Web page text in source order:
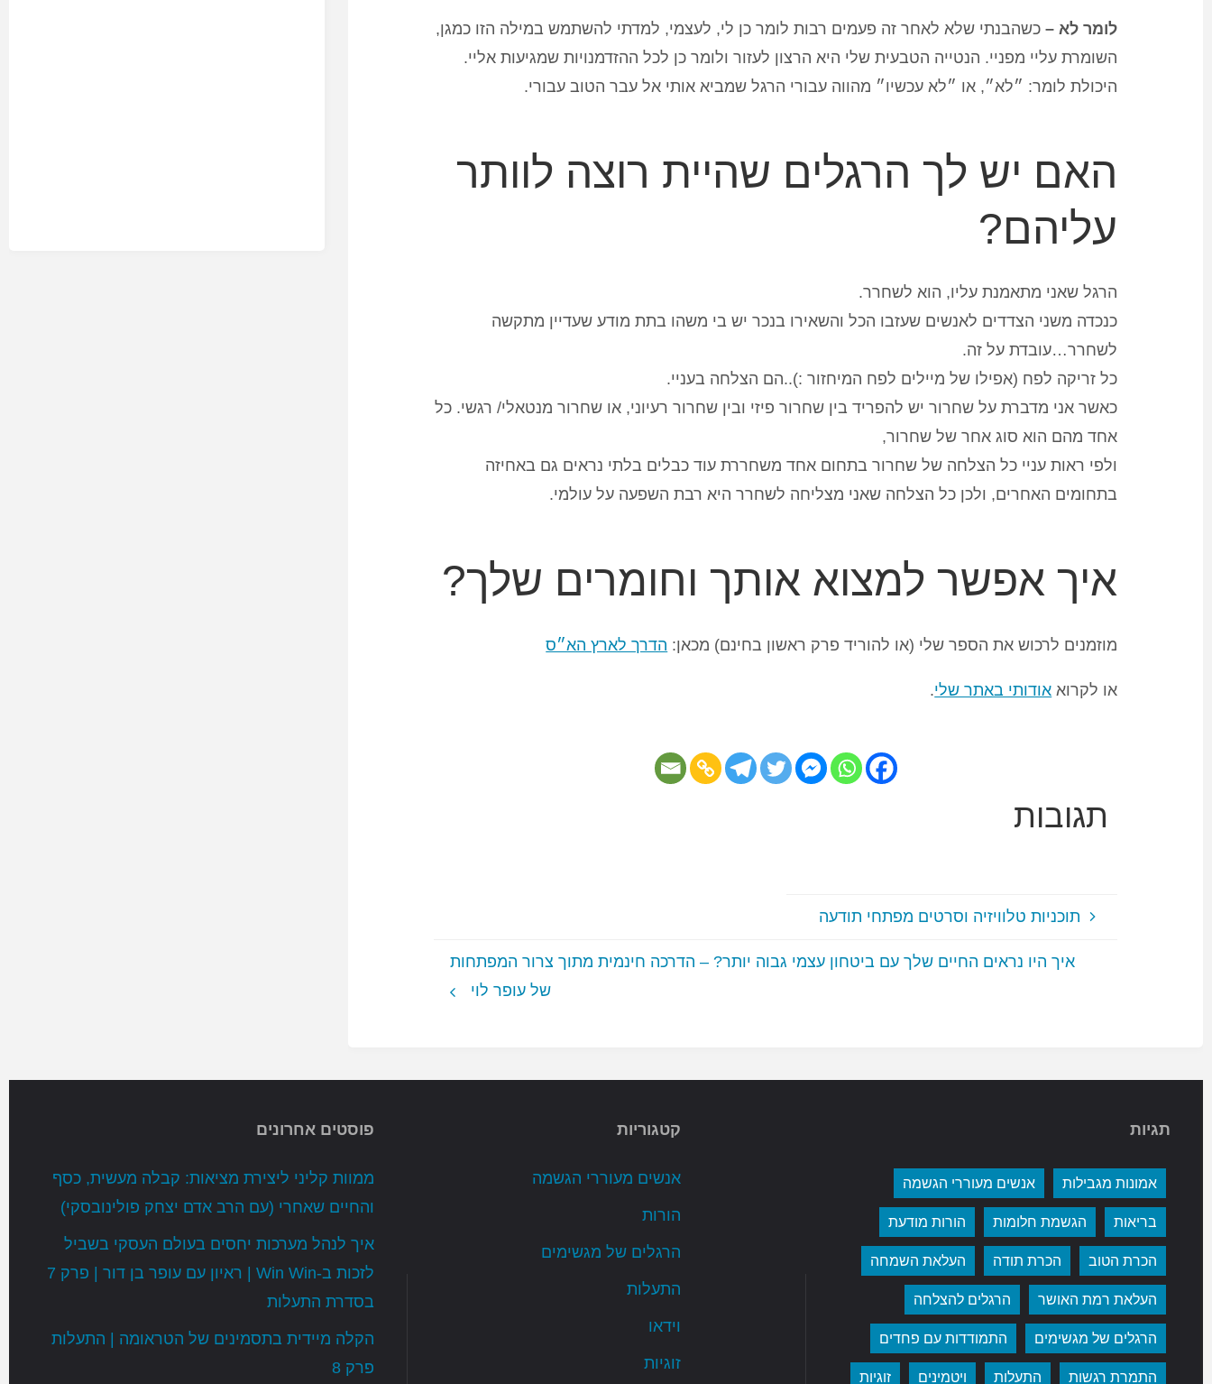
לומר לא – כשהבנתי שלא לאחר זה פעמים רבות לומר כן לי, לעצמי, למדתי להשתמש במילה הזו כמגן,
השומרת עליי מפניי. הנטייה הטבעית שלי היא הרצון לעזור ולומר כן לכל ההזדמנויות שמגיעות אליי.
היכולת לומר: ״לא״, או ״לא עכשיו״ מהווה עבורי הרגל שמביא אותי אל עבר הטוב עבורי.
האם יש לך הרגלים שהיית רוצה לוותר
עליהם?
הרגל שאני מתאמנת עליו, הוא לשחרר.
כנכדה משני הצדדים לאנשים שעזבו הכל והשאירו בנכר יש בי משהו בתת מודע שעדיין מתקשה
לשחרר…עובדת על זה.
כל זריקה לפח (אפילו של מיילים לפח המיחזור :)..הם הצלחה בעניי.
כאשר אני מדברת על שחרור יש להפריד בין שחרור פיזי ובין שחרור רעיוני, או שחרור מנטאלי/ רגשי. כל
אחד מהם הוא סוג אחר של שחרור,
ולפי ראות עניי כל הצלחה של שחרור בתחום אחד משחררת עוד כבלים בלתי נראים גם באחיזה
בתחומים האחרים, ולכן כל הצלחה שאני מצליחה לשחרר היא רבת השפעה על עולמי.
איך אפשר למצוא אותך וחומרים שלך?
מוזמנים לרכוש את הספר שלי (או להוריד פרק ראשון בחינם) מכאן: הדרך לארץ הא״ס
או לקרוא אודותי באתר שלי.
תגובות
תוכניות טלוויזיה וסרטים מפתחי תודעה
איך היו נראים החיים שלך עם ביטחון עצמי גבוה יותר? – הדרכה חינמית מתוך צרור המפתחות
של עופר לוי
תגיות
אמונות מגבילות אנשים מעוררי הגשמה
בריאות הגשמת חלומות הורות מודעת
הכרת הטוב הכרת תודה העלאת השמחה
העלאת רמת האושר הרגלים להצלחה
הרגלים של מגשימים התמודדות עם פחדים
התמרת רגשות התעלות ויטמינים זוגיות
קטגוריות
אנשים מעוררי הגשמה
הורות
הרגלים של מגשימים
התעלות
וידאו
זוגיות
פוסטים אחרונים
ממוות קליני ליצירת מציאות: קבלה מעשית, כסף
והחיים שאחרי (עם הרב אדם יצחק פולינובסקי)
איך לנהל מערכות יחסים בעולם העסקי בשביל
לזכות ב-Win Win | ראיון עם עופר בן דור | פרק 7
בסדרת התעלות
הקלה מיידית בתסמינים של הטראומה | התעלות
פרק 8